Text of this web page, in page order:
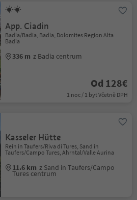
App. Ciadin
Badia/Badia, Badia, Dolomites Region Alta
Badia
336 m z Badia centrum
Od 128€
1 noc / 1 byt Včetně DPH
Kasseler Hütte
Rein in Taufers/Riva di Tures, Sand in
Taufers/Campo Tures, Ahrntal/Valle Aurina
11.6 km z Sand in Taufers/Campo
Tures centrum